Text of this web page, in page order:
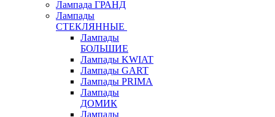
Лампада ГРАНД
Лампады
СТЕКЛЯННЫЕ
Лампады
БОЛЬШИЕ
Лампады KWIAT
Лампады GART
Лампады PRIMA
Лампады
ДОМИК
Лампады